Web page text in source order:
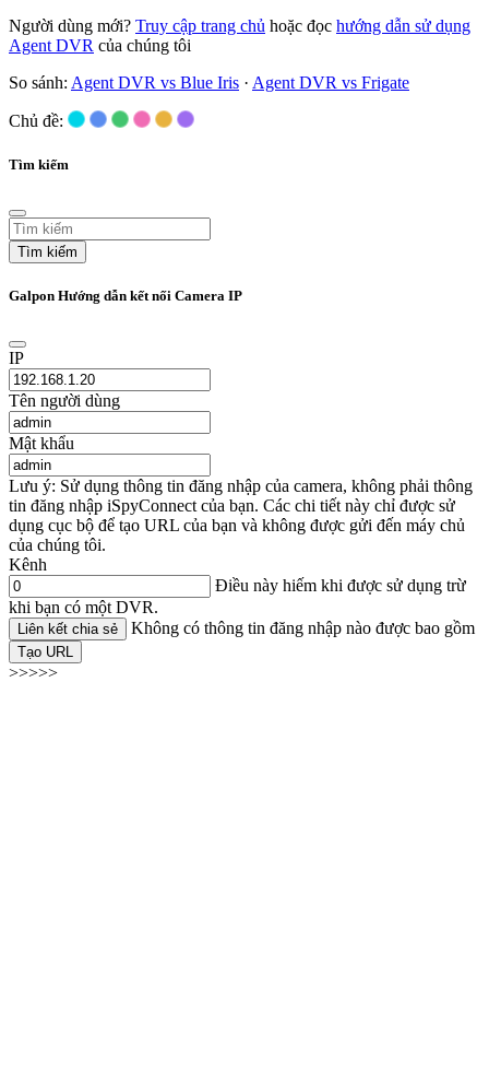
Người dùng mới? Truy cập trang chủ hoặc đọc hướng dẫn sử dụng
Agent DVR của chúng tôi
So sánh: Agent DVR vs Blue Iris · Agent DVR vs Frigate
Chủ đề:
Tìm kiếm
Tìm kiếm
Galpon Hướng dẫn kết nối Camera IP
IP
Tên người dùng
Mật khẩu
Lưu ý: Sử dụng thông tin đăng nhập của camera, không phải thông
tin đăng nhập iSpyConnect của bạn. Các chi tiết này chỉ được sử
dụng cục bộ để tạo URL của bạn và không được gửi đến máy chủ
của chúng tôi.
Kênh
Điều này hiếm khi được sử dụng trừ
khi bạn có một DVR.
Liên kết chia sẻ Không có thông tin đăng nhập nào được bao gồm
Tạo URL
>>>>>